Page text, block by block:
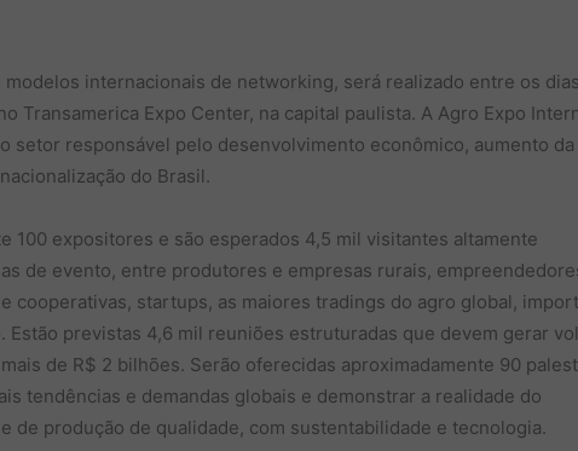
internacionais de networking, será realizado entre os
Transamerica Expo Center, na capital paulista. A Agro Expo
setor responsável pelo desenvolvimento econômico, aumento da
do Brasil.
100 expositores e são esperados 4,5 mil visitantes altamente
de evento, entre produtores e empresas rurais,
cooperativas, startups, as maiores tradings do agro global,
Estão previstas 4,6 mil reuniões estruturadas que devem gerar
de R$ 2 bilhões. Serão oferecidas aproximadamente 90
tendências e demandas globais e demonstrar a realidade do
de produção de qualidade, com sustentabilidade e tecnologia.